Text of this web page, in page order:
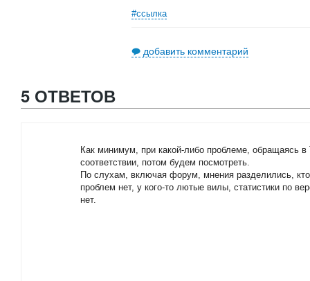
#ссылка
добавить комментарий
5 ОТВЕТОВ
Как минимум, при какой-либо проблеме, обращаясь
соответствии, потом будем посмотреть.
По слухам, включая форум, мнения разделились,
проблем нет, у кого-то лютые вилы, статистики по
нет.